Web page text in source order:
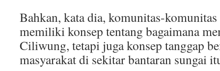
Bahkan, kata dia, komunitas-
memiliki konsep tentang bagaimana
Ciliwung, tetapi juga konsep tanggap
masyarakat di sekitar bantaran sungai